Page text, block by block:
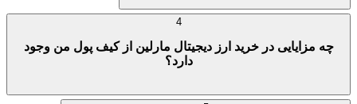
چه مزایایی در خرید ارز دیجیتال مارلین از کیف پول من وجود
دارد؟